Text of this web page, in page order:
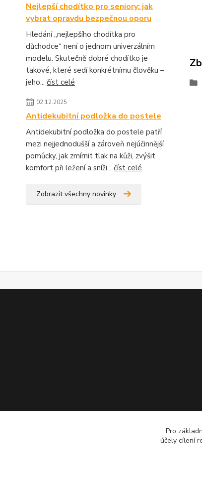
Nejlepší chodítko pro seniory: jak
vybrat opravdu bezpečnou oporu
Hledání „nejlepšího chodítka pro
důchodce“ není o jednom univerzálním
modelu. Skutečně dobré chodítko je
takové, které sedí konkrétnímu člověku –
jeho... číst celé
02.12.2025
Antidekubitní podložka do postele
Antidekubitní podložka do postele patří
mezi nejjednodušší a zároveň nejúčinnější
pomůcky, jak zmírnit tlak na kůži, zvýšit
komfort při ležení a sníži... číst celé
Zobrazit všechny novinky
Pro
účely cílení